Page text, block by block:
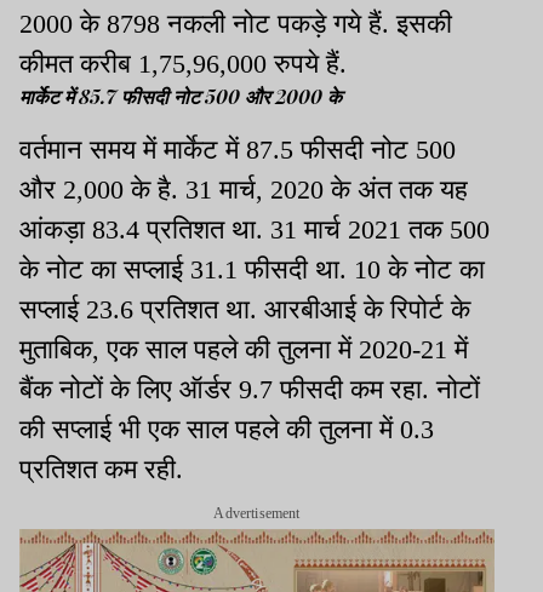
2000 के 8798 नकली नोट पकड़े गये हैं. इसकी
कीमत करीब 1,75,96,000 रुपये हैं.
मार्केट में 85.7 फीसदी नोट 500 और 2000 के
वर्तमान समय में मार्केट में 87.5 फीसदी नोट 500
और 2,000 के है. 31 मार्च, 2020 के अंत तक यह
आंकड़ा 83.4 प्रतिशत था. 31 मार्च 2021 तक 500
के नोट का सप्लाई 31.1 फीसदी था. 10 के नोट का
सप्लाई 23.6 प्रतिशत था. आरबीआई के रिपोर्ट के
मुताबिक, एक साल पहले की तुलना में 2020-21 में
बैंक नोटों के लिए ऑर्डर 9.7 फीसदी कम रहा. नोटों
की सप्लाई भी एक साल पहले की तुलना में 0.3
प्रतिशत कम रही.
Advertisement